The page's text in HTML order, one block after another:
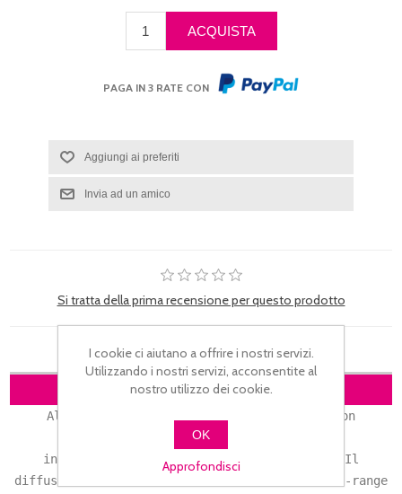
PAGA IN 3 RATE CON
Si tratta della prima recensione per questo prodotto
DESCRIZIONE
Altoparlante leggero, ultra efficiente, con
prestazioni ottimali. Materiali forti,
incredibilmente resistenti e dettagliate. Il
diffusore Gemini IS-08P è un diffusore PA full-range
I cookie ci aiutano a offrire i nostri servizi.
Utilizzando i nostri servizi, acconsentite al
nostro utilizzo dei cookie.
OK
Approfondisci